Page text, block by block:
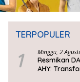
TERPOPULER
1 Minggu, 2
Resmikan
AHY: